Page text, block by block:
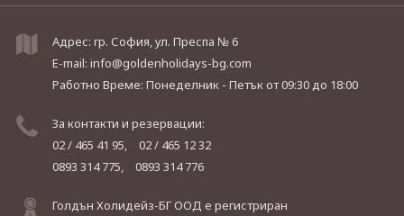
Адрес: гр. София, ул. Преспа № 6
E-mail: info@goldenholidays-bg.com
Работно Време: Понеделник - Петъкот 09:30 до 18:00
За контакти и резервации:
02 / 465 41 95,
02 / 465 12 32
0893 314 775,
0893 314 776
Голдън Холидейз-БГ ООД е регистриран